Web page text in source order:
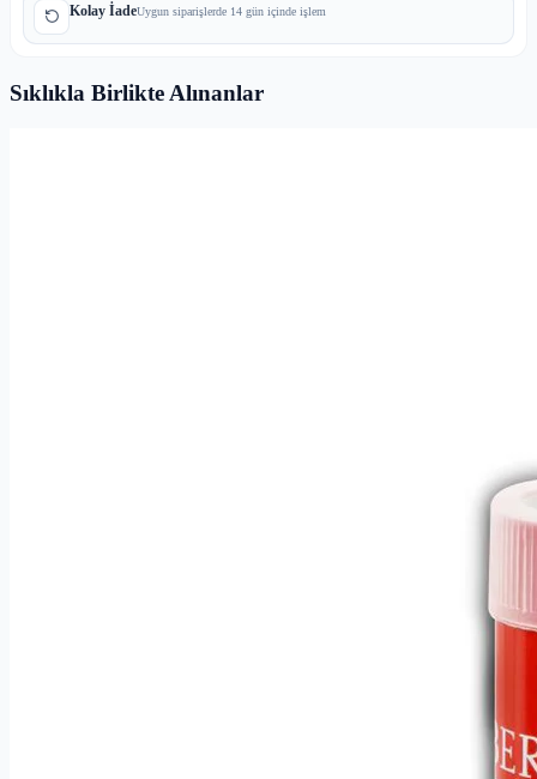
Kolay İadeUygun siparişlerde 14 gün içinde işlem
Sıklıkla Birlikte Alınanlar